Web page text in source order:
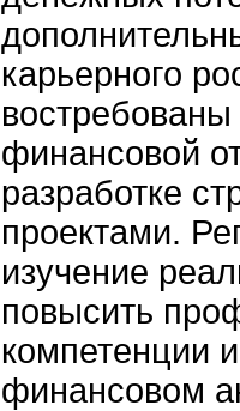
карьерного
финансовой
разработке
проектами.
изучение
повысить
компетенции
финансовом